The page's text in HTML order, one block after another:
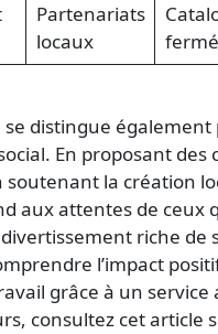
Partenariats
locaux
fermé
distingue également
En proposant des
soutenant la création
aux attentes de ceux
riche de
l’impact
grâce à un service
consultez cet article